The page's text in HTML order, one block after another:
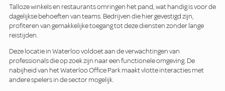
Talloze winkels en restaurants omringen het pand, wat handig is voor de
dagelijkse behoeften van teams. Bedrijven die hier gevestigd zijn,
profiteren van gemakkelijke toegang tot deze diensten zonder lange
reistijden.
Deze locatie in Waterloo voldoet aan de verwachtingen van
professionals die op zoek zijn naar een functionele omgeving. De
nabijheid van het Waterloo Office Park maakt vlotte interacties met
andere spelers in de sector mogelijk.